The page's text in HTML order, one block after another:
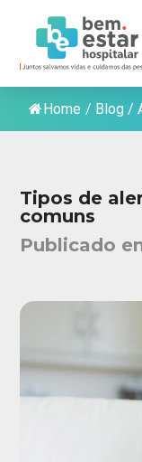
Home / Blog /
Tipos de
comuns
Publicado